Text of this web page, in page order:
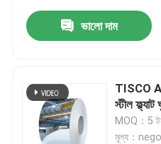
বাড়ি
ভিডিও
ভালো দাম
TISCO
স্টীল ফ্ল্যাট
MOQ：5
মূল্য：